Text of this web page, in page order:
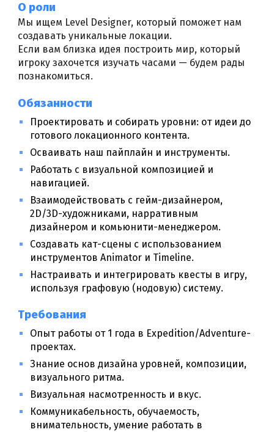
О роли
Мы ищем Level Designer, который поможет нам
создавать уникальные локации.
Если вам близка идея построить мир, который
игроку захочется изучать часами — будем рады
познакомиться.
Обязанности
Проектировать и собирать уровни: от идеи до
готового локационного контента.
Осваивать наш пайплайн и инструменты.
Работать с визуальной композицией и
навигацией.
Взаимодействовать с гейм-дизайнером,
2D/3D-художниками, нарративным
дизайнером и комьюнити-менеджером.
Создавать кат-сцены с использованием
инструментов Animator и Timeline.
Настраивать и интегрировать квесты в игру,
используя графовую (нодовую) систему.
Требования
Опыт работы от 1 года в Expedition/Adventure-
проектах.
Знание основ дизайна уровней, композиции,
визуального ритма.
Визуальная насмотренность и вкус.
Коммуникабельность, обучаемость,
внимательность, умение работать в